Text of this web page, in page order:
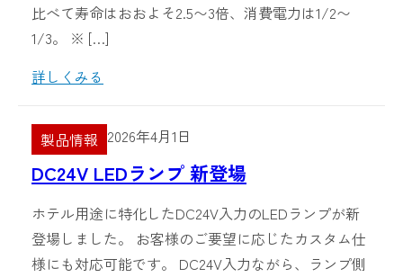
比べて寿命はおおよそ2.5〜3倍、消費電力は1/2〜
1/3。 ※ […]
詳しくみる
製品情報 2026年4月1日
DC24V LEDランプ 新登場
ホテル用途に特化したDC24V入力のLEDランプが新
登場しました。 お客様のご要望に応じたカスタム仕
様にも対応可能です。 DC24V入力ながら、ランプ側